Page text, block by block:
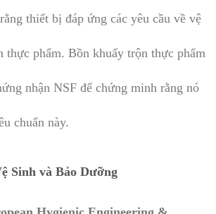
thiết bị đáp ứng các yêu cầu về vệ
thực phẩm. Bồn khuấy trộn thực phẩm
nhận NSF để chứng minh rằng nó
chuẩn này.
Sinh và Bảo Dưỡng